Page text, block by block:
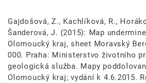
Gajdošová, Z., Kachlíková, R.,
Šanderová, J. (2015): Map
Olomoucký kraj, sheet Moravský
000. Praha: Ministerstvo životního
geologická služba. Mapy
Olomoucký kraj; vydání k 4.6.2015.